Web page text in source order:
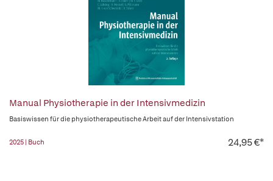
Manual Physiotherapie in der Intensivmedizin
Basiswissen für die physiotherapeutische Arbeit auf der Intensivstation
2025 | Buch 24,95 €*